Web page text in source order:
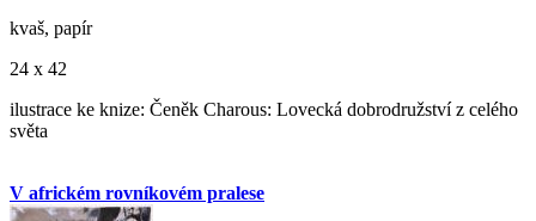
kvaš, papír
24 x 42
ilustrace ke knize: Čeněk Charous: Lovecká dobrodružství z celého
světa
V africkém rovníkovém pralese